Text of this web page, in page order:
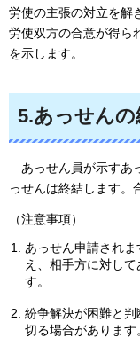
労使の主張の対立を解
労使双方の合意が得ら
を示します。
5.あっせんの
あっせん員が示すあ
っせんは終結します。
（注意事項）
あっせん申請され
え、相手方に対し
す。
紛争解決が困難と
切る場合があります